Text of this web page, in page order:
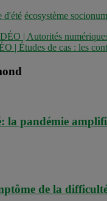
d'été écosystème
| Autorités
| Études de cas : les
la pandémie
de la